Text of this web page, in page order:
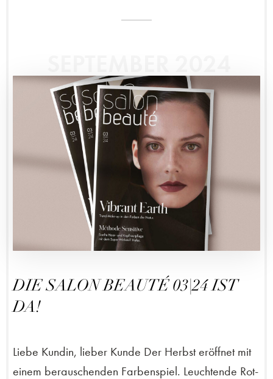
DIE SALON BEAUTÉ 03|24 IST
DA!
Liebe Kundin, lieber Kunde Der Herbst eröffnet mit
einem berauschenden Farbenspiel. Leuchtende Rot-